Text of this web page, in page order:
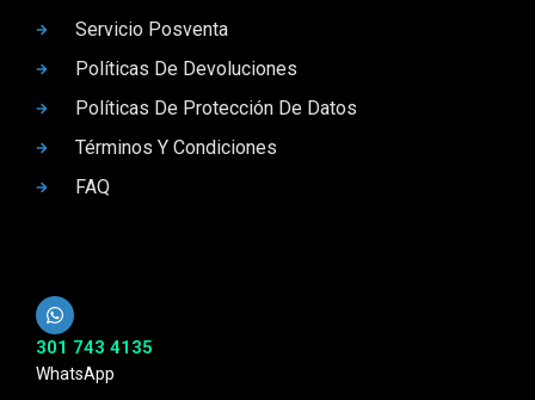
Servicio Posventa
Políticas De Devoluciones
Políticas De Protección De Datos
Términos Y Condiciones
FAQ
301 743 4135
WhatsApp